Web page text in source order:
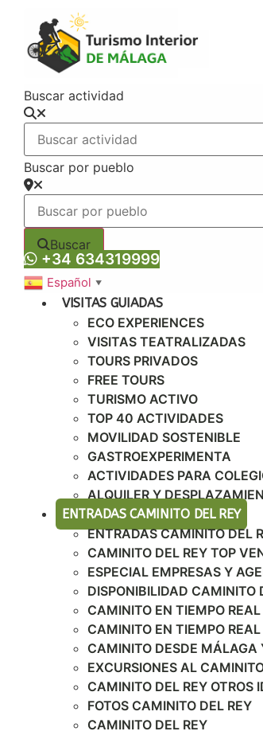
contenido
Buscar actividad
Buscar por pueblo
Buscar
+34 634319999
Español ▼
VISITAS GUIADAS
ECO EXPERIENCES
VISITAS TEATRALIZADAS
TOURS PRIVADOS
FREE TOURS
TURISMO ACTIVO
TOP 40 ACTIVIDADES
MOVILIDAD SOSTENIBLE
GASTROEXPERIMENTA
ACTIVIDADES PARA
ALQUILER Y
ENTRADAS CAMINITO DEL REY
ENTRADAS CAMINITO DEL
CAMINITO DEL REY TOP
ESPECIAL EMPRESAS Y
DISPONIBILIDAD CAMINITO
CAMINITO EN TIEMPO
CAMINITO EN TIEMPO
CAMINITO DESDE MÁLAGA
EXCURSIONES AL
CAMINITO DEL REY OTROS
FOTOS CAMINITO DEL REY
CAMINITO DEL REY